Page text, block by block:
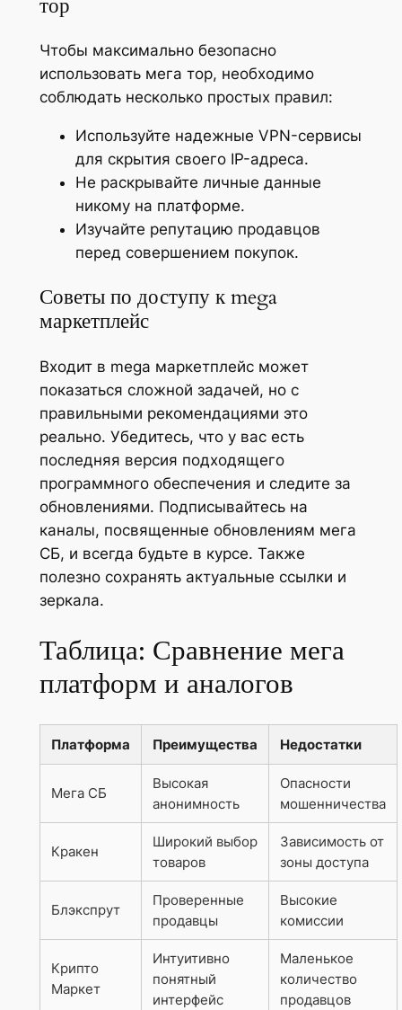
тор
Чтобы максимально безопасно
использовать мега тор, необходимо
соблюдать несколько простых правил:
Используйте надежные VPN-сервисы
для скрытия своего IP-адреса.
Не раскрывайте личные данные
никому на платформе.
Изучайте репутацию продавцов
перед совершением покупок.
Советы по доступу к mega
маркетплейс
Входит в mega маркетплейс может
показаться сложной задачей, но с
правильными рекомендациями это
реально. Убедитесь, что у вас есть
последняя версия подходящего
программного обеспечения и следите за
обновлениями. Подписывайтесь на
каналы, посвященные обновлениям мега
СБ, и всегда будьте в курсе. Также
полезно сохранять актуальные ссылки и
зеркала.
Таблица: Сравнение мега
платформ и аналогов
Платформа Преимущества Недостатки
Мега СБ
Высокая
анонимность
Опасности
мошенничества
Кракен
Широкий выбор
товаров
Зависимость от
зоны доступа
Блэкспрут
Проверенные
продавцы
Высокие
комиссии
Крипто
Маркет
Интуитивно
понятный
интерфейс
Маленькое
количество
продавцов